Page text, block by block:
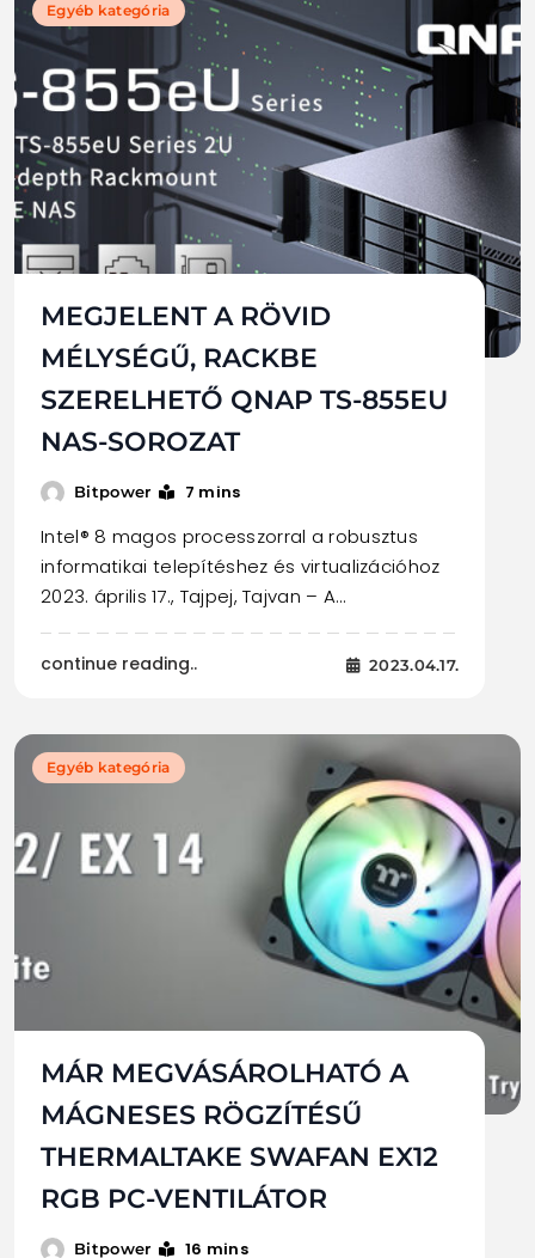
Egyéb kategória
MEGJELENT A RÖVID
MÉLYSÉGŰ, RACKBE
SZERELHETŐ QNAP TS-855EU
NAS-SOROZAT
Bitpower 7 mins
Intel® 8 magos processzorral a robusztus
informatikai telepítéshez és virtualizációhoz
2023. április 17., Tajpej, Tajvan – A…
continue reading.. 2023.04.17.
Egyéb kategória
MÁR MEGVÁSÁROLHATÓ A
MÁGNESES RÖGZÍTÉSŰ
THERMALTAKE SWAFAN EX12
RGB PC-VENTILÁTOR
Bitpower 16 mins